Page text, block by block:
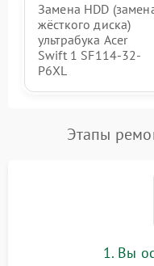
Замена HDD
жёсткого диска)
ультрабука Acer
Swift 1 SF114-32-
P6XL
Этапы
1. Вы